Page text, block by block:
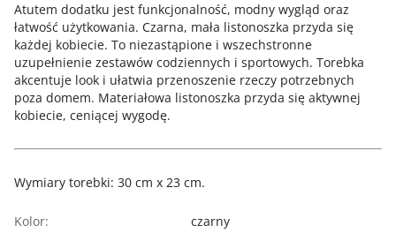
Atutem dodatku jest funkcjonalność, modny wygląd oraz
łatwość użytkowania. Czarna, mała listonoszka przyda się
każdej kobiecie. To niezastąpione i wszechstronne
uzupełnienie zestawów codziennych i sportowych. Torebka
akcentuje look i ułatwia przenoszenie rzeczy potrzebnych
poza domem. Materiałowa listonoszka przyda się aktywnej
kobiecie, ceniącej wygodę.
Wymiary torebki: 30 cm x 23 cm.
Kolor: czarny